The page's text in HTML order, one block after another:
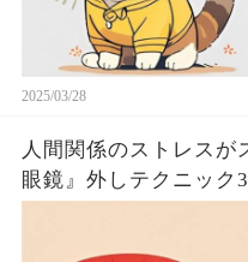
2025/03/28
人間関係のストレスが
眼鏡』外しテクニック